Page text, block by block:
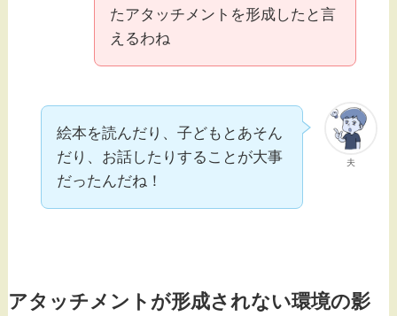
たアタッチメントを形成したと言
えるわね
夫
絵本を読んだり、子どもとあそん
だり、お話したりすることが大事
だったんだね！
アタッチメントが形成されない環境の影